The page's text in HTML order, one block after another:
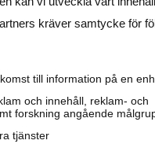
Marknadsför
nya kunder och
samarbetspartners
Läs mer här
kräver samtycke för
till information på en
och innehåll, reklam- och
forskning angående
tjänster